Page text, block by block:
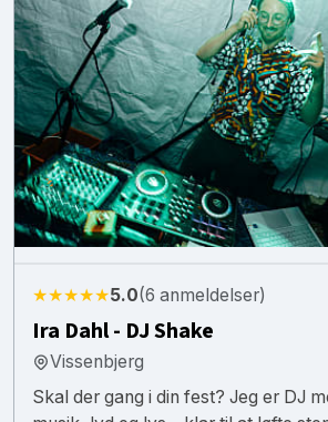
★★★★★5.0(6 anmeldelser)
Ira Dahl - DJ Shake
Vissenbjerg
Skal der gang i din fest? Jeg er DJ